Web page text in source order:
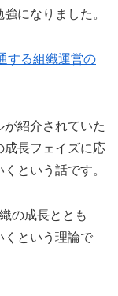
になりました。
する組織運営の
紹介されていた
成長フェイズに応
という話です。
の成長ととも
くという理論で